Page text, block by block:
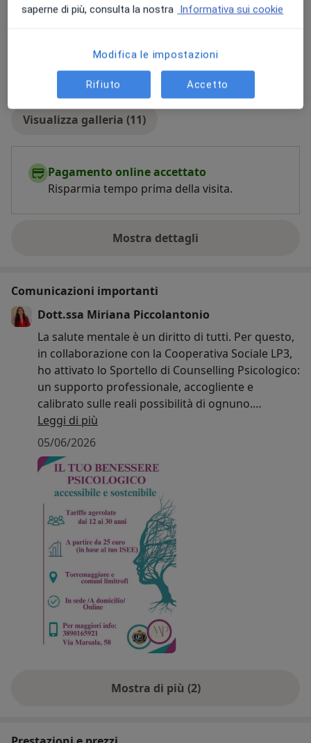
Visualizza galleria (11)
Pagamento online accettato
Risparmia tempo prima della visita.
Mostra dettagli
sull'esperienza
Comunicazioni importanti
Dott.ssa Miriana Piccolantonio
La salute mentale è un diritto di tutti. Per questo,
in collaborazione con la Cooperativa Sociale LP3,
ho attivato lo Sportello di Counselling Psicologico:
un supporto professionale, accogliente e
calibrato sulle reali possibilità di ognuno.
-A chi si rivolge?
Il servizio è dedicato ai giovani dai 12 ai 30 anni
residenti a Torremaggiore e comuni limitrofi.
-Tariffe sostenibili (in base all'ISEE)
I costi dei colloqui sono agevolati e strutturati in
fasce per andare incontro a ogni esigenza:
Fascia A (fino a € 10.000): 25 €
Fascia B (da € 10.001 a € 15.000): 30 €
Fascia C (da € 15.001 a € 25.000): 35 €
-Dove e come?
Leggi di più
05/06/2026
Mostra di più (2)
saperne di più, consulta la nostra Informativa sui cookie
Modifica le impostazioni
Rifiuto Accetto